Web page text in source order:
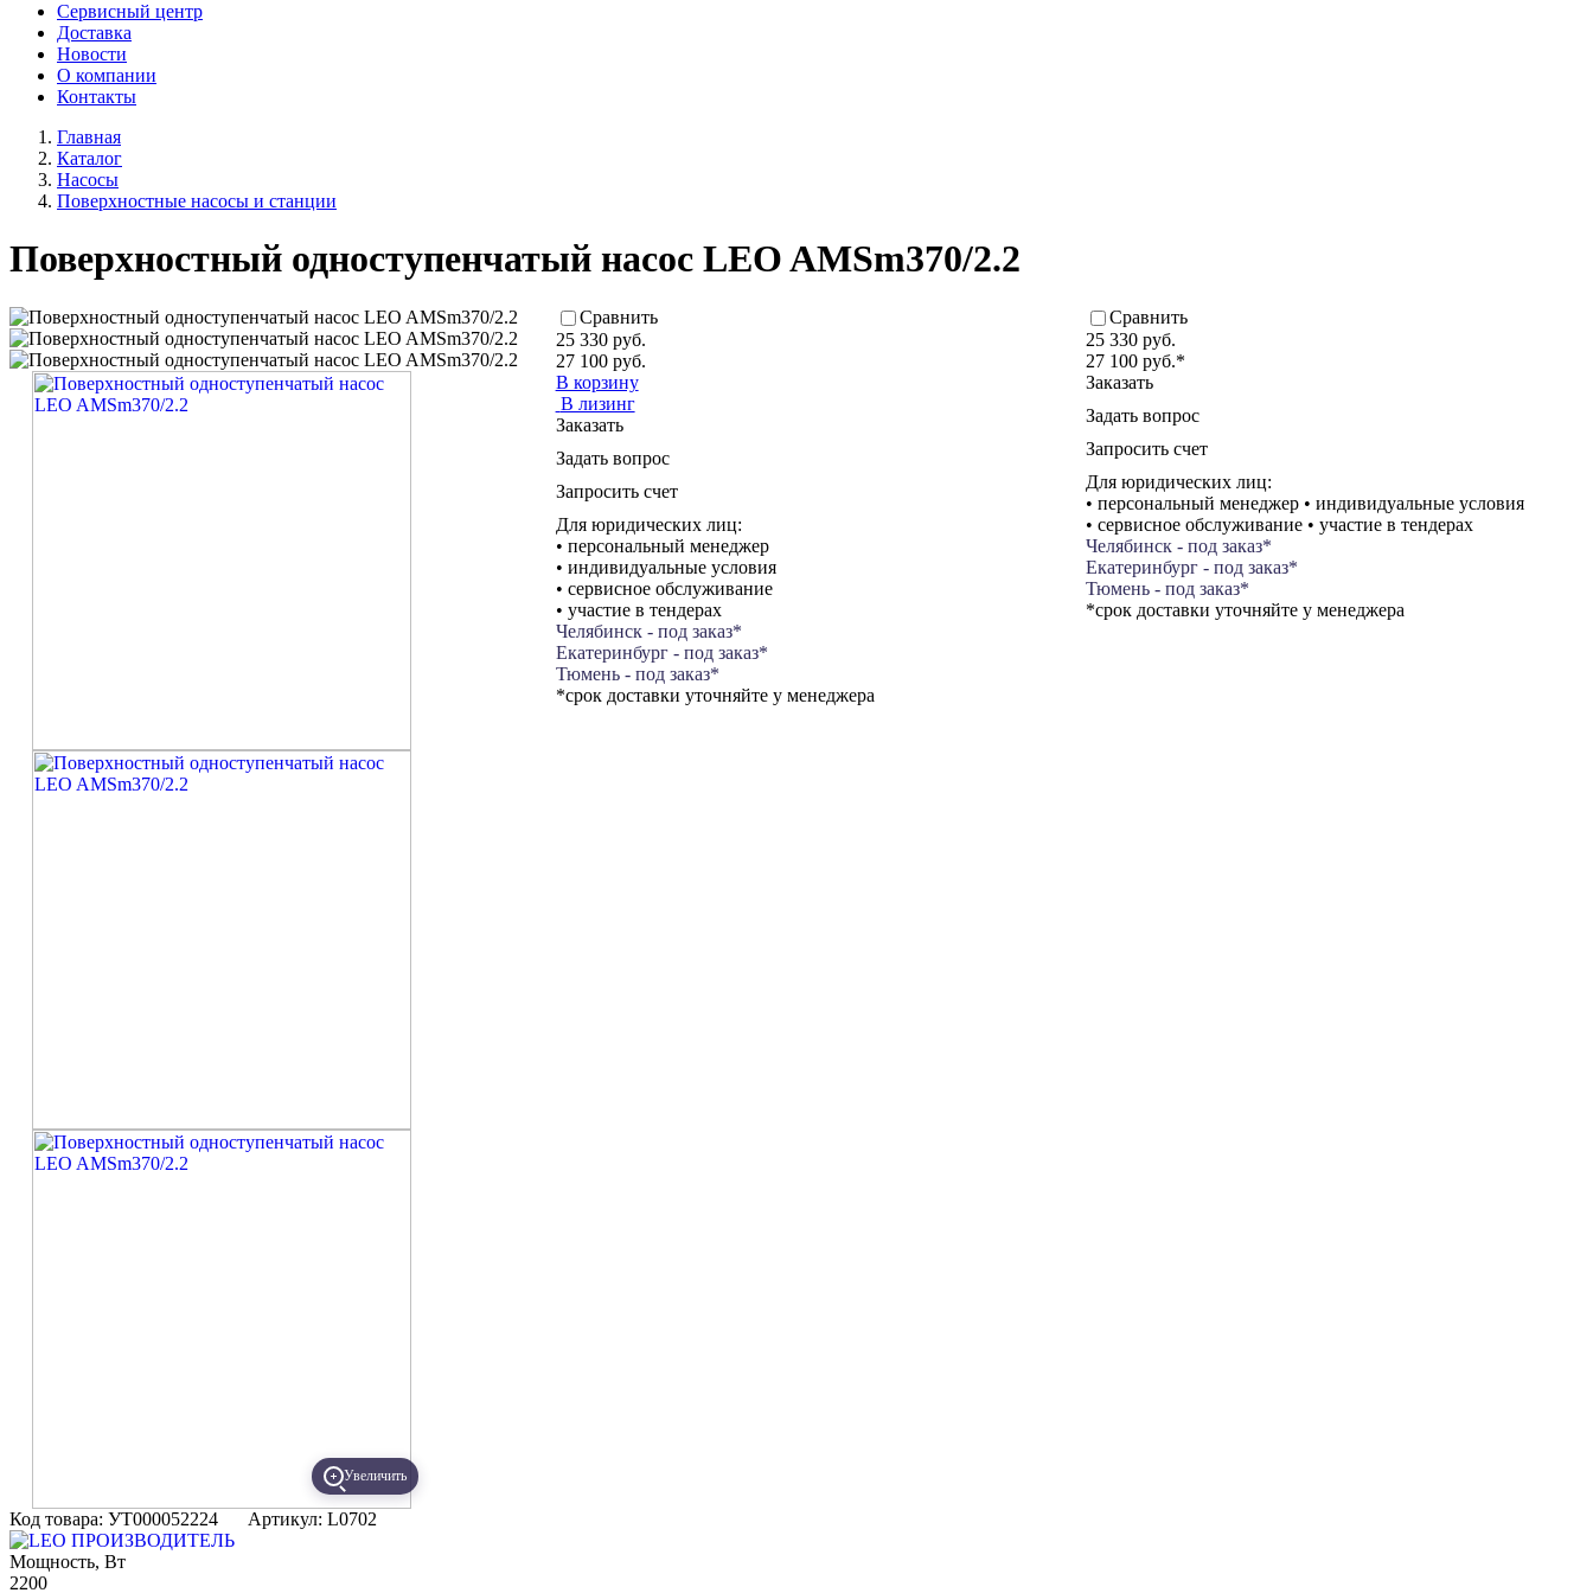
Сервисный центр
Доставка
Новости
О компании
Контакты
Главная
Каталог
Насосы
Поверхностные насосы и станции
Поверхностный одноступенчатый насос LEO AMSm370/2.2
Увеличить
Код товара: УТ000052224
Артикул: L0702
ПРОИЗВОДИТЕЛЬ
Мощность, Вт
2200
Сравнить
25 330 руб.
27 100 руб.
В корзину
В лизинг
Заказать
Задать вопрос
Запросить счет
Для юридических лиц:
• персональный менеджер
• индивидуальные условия
• сервисное обслуживание
• участие в тендерах
Челябинск - под заказ*
Екатеринбург - под заказ*
Тюмень - под заказ*
*срок доставки уточняйте у менеджера
Сравнить
25 330 руб.
27 100 руб.*
Заказать
Задать вопрос
Запросить счет
Для юридических лиц:
• персональный менеджер • индивидуальные условия
• сервисное обслуживание • участие в тендерах
Челябинск - под заказ*
Екатеринбург - под заказ*
Тюмень - под заказ*
*срок доставки уточняйте у менеджера